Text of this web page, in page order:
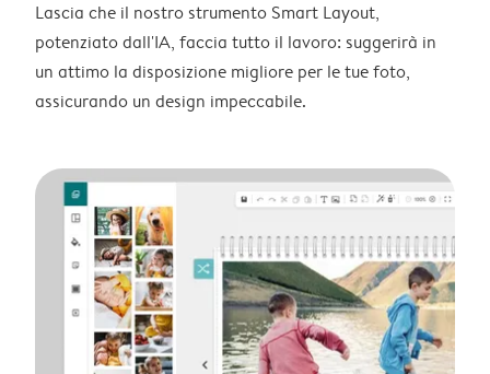
Lascia che il nostro strumento Smart Layout,
potenziato dall'IA, faccia tutto il lavoro: suggerirà in
un attimo la disposizione migliore per le tue foto,
assicurando un design impeccabile.